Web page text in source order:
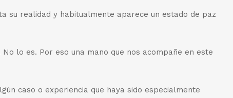
su realidad y habitualmente aparece un estado de paz
lo es. Por eso una mano que nos acompañe en este
caso o experiencia que haya sido especialmente